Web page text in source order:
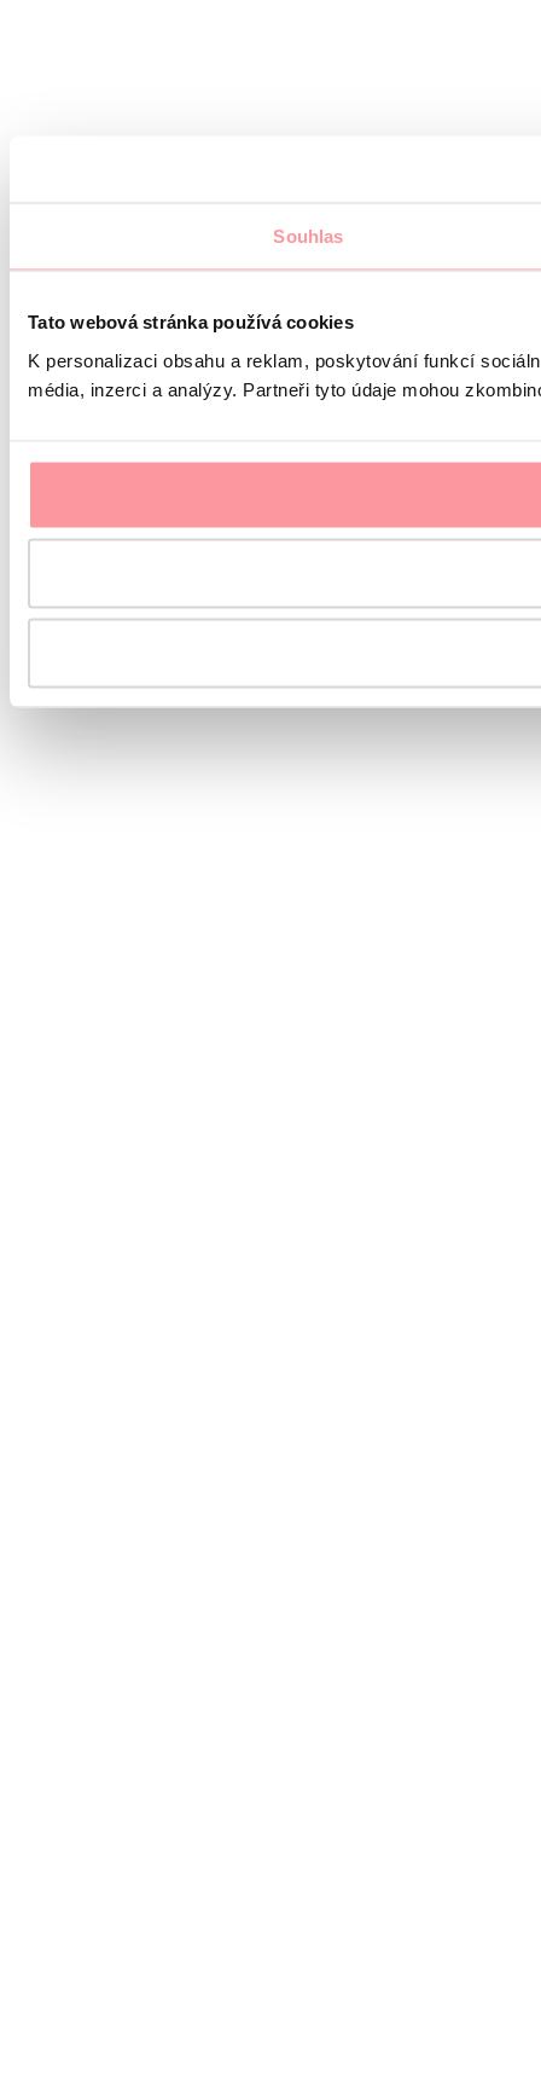
Souhlas
Tato webová stránka používá cookies
K personalizaci obsahu a reklam, poskytování funkcí
média, inzerci a analýzy. Partneři tyto údaje mohou